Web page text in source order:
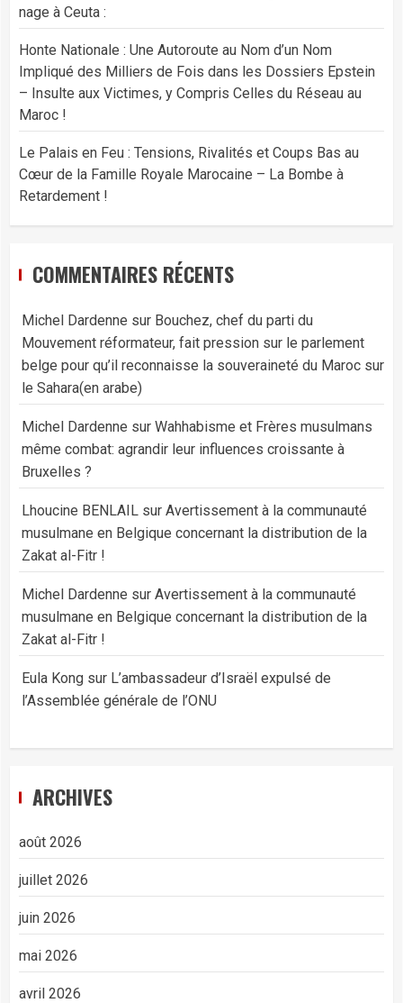
nage à Ceuta :
Honte Nationale : Une Autoroute au Nom d’un Nom
Impliqué des Milliers de Fois dans les Dossiers Epstein
– Insulte aux Victimes, y Compris Celles du Réseau au
Maroc !
Le Palais en Feu : Tensions, Rivalités et Coups Bas au
Cœur de la Famille Royale Marocaine – La Bombe à
Retardement !
COMMENTAIRES RÉCENTS
Michel Dardenne sur Bouchez, chef du parti du
Mouvement réformateur, fait pression sur le parlement
belge pour qu’il reconnaisse la souveraineté du Maroc sur
le Sahara(en arabe)
Michel Dardenne sur Wahhabisme et Frères musulmans
même combat: agrandir leur influences croissante à
Bruxelles ?
Lhoucine BENLAIL sur Avertissement à la communauté
musulmane en Belgique concernant la distribution de la
Zakat al-Fitr !
Michel Dardenne sur Avertissement à la communauté
musulmane en Belgique concernant la distribution de la
Zakat al-Fitr !
Eula Kong sur L’ambassadeur d’Israël expulsé de
l’Assemblée générale de l’ONU
ARCHIVES
août 2026
juillet 2026
juin 2026
mai 2026
avril 2026